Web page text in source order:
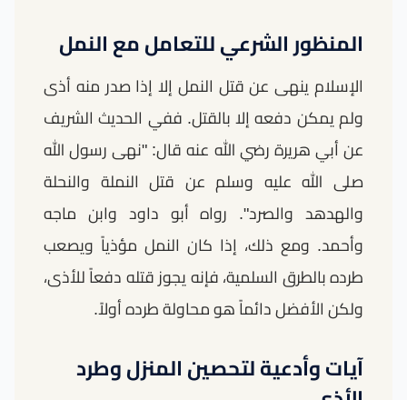
المنظور الشرعي للتعامل مع النمل
الإسلام ينهى عن قتل النمل إلا إذا صدر منه أذى
ولم يمكن دفعه إلا بالقتل. ففي الحديث الشريف
عن أبي هريرة رضي الله عنه قال: "نهى رسول الله
صلى الله عليه وسلم عن قتل النملة والنحلة
والهدهد والصرد". رواه أبو داود وابن ماجه
وأحمد. ومع ذلك، إذا كان النمل مؤذياً ويصعب
طرده بالطرق السلمية، فإنه يجوز قتله دفعاً للأذى،
ولكن الأفضل دائماً هو محاولة طرده أولاً.
آيات وأدعية لتحصين المنزل وطرد